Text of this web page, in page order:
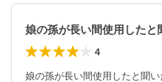
4
娘の孫が長い間使用したと聞い